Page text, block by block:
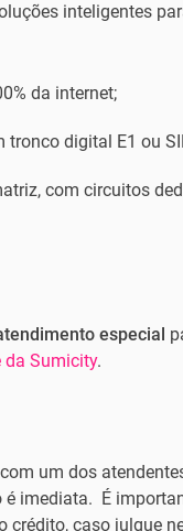
inteligentes
da internet;
tronco digital E1 ou
com circuitos
especial
da Sumicity.
um dos
imediata. É
caso julgue